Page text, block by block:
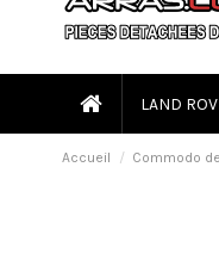
LAND
Accueil Commodo